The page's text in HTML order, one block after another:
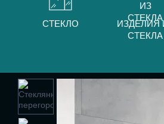
СТЕКЛО
ИЗДЕЛИЯ
СТЕКЛА